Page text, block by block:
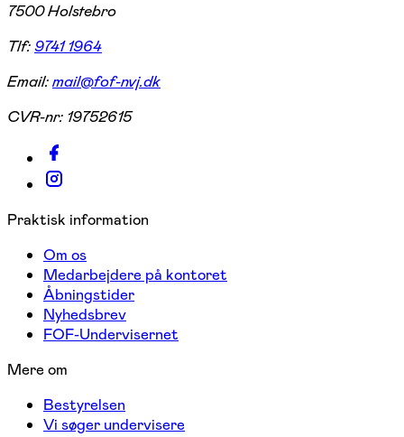
7500 Holstebro
Tlf:9741 1964
Email:mail@fof-nvj.dk
CVR-nr: 19752615
Praktisk information
Om os
Medarbejdere på kontoret
Åbningstider
Nyhedsbrev
FOF-Undervisernet
Mere om
Bestyrelsen
Vi søger undervisere